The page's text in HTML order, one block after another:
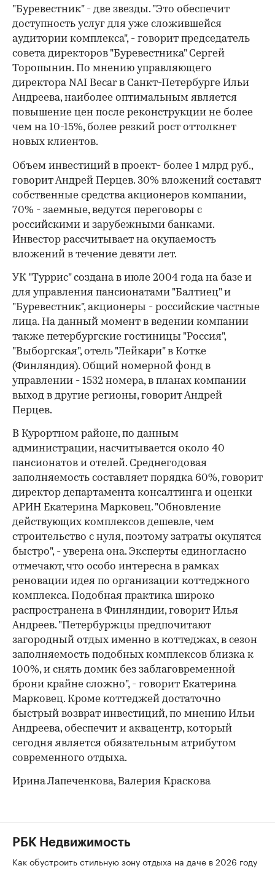
"Буревестник" - две звезды. "Это обеспечит
доступность услуг для уже сложившейся
аудитории комплекса", - говорит председатель
совета директоров "Буревестника" Сергей
Торопынин. По мнению управляющего
директора NAI Becar в Санкт-Петербурге Ильи
Андреева, наиболее оптимальным является
повышение цен после реконструкции не более
чем на 10-15%, более резкий рост оттолкнет
новых клиентов.
Объем инвестиций в проект- более 1 млрд руб.,
говорит Андрей Перцев. 30% вложений составят
собственные средства акционеров компании,
70% - заемные, ведутся переговоры с
российскими и зарубежными банками.
Инвестор рассчитывает на окупаемость
вложений в течение девяти лет.
УК "Туррис" создана в июле 2004 года на базе и
для управления пансионатами "Балтиец" и
"Буревестник", акционеры - российские частные
лица. На данный момент в ведении компании
также петербургские гостиницы "Россия",
"Выборгская", отель "Лейкари" в Котке
(Финляндия). Общий номерной фонд в
управлении - 1532 номера, в планах компании
выход в другие регионы, говорит Андрей
Перцев.
В Курортном районе, по данным
администрации, насчитывается около 40
пансионатов и отелей. Среднегодовая
заполняемость составляет порядка 60%, говорит
директор департамента консалтинга и оценки
АРИН Екатерина Марковец. "Обновление
действующих комплексов дешевле, чем
строительство с нуля, поэтому затраты окупятся
быстро", - уверена она. Эксперты единогласно
отмечают, что особо интересна в рамках
реновации идея по организации коттеджного
комплекса. Подобная практика широко
распространена в Финляндии, говорит Илья
Андреев. "Петербуржцы предпочитают
загородный отдых именно в коттеджах, в сезон
заполняемость подобных комплексов близка к
100%, и снять домик без заблаговременной
брони крайне сложно", - говорит Екатерина
Марковец. Кроме коттеджей достаточно
быстрый возврат инвестиций, по мнению Ильи
Андреева, обеспечит и аквацентр, который
сегодня является обязательным атрибутом
современного отдыха.
Ирина Лапеченкова, Валерия Краскова
РБК Недвижимость
Как обустроить стильную зону отдыха на даче в 2026 году